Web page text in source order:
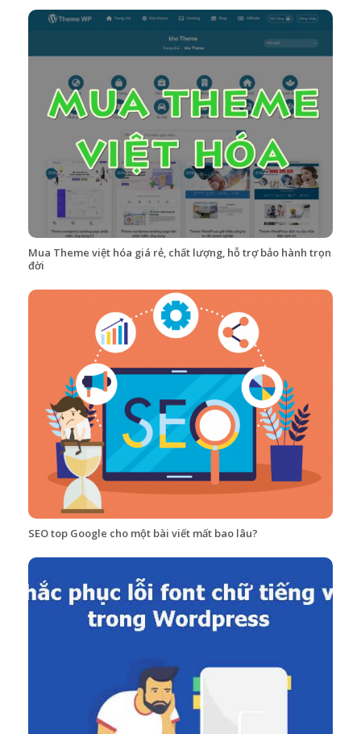
Mua Theme việt hóa giá rẻ, chất lượng, hỗ trợ bảo hành trọn
đời
SEO top Google cho một bài viết mất bao lâu?